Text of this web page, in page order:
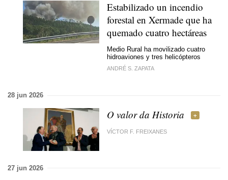
Estabilizado un incendio
forestal en Xermade que ha
quemado cuatro hectáreas
Medio Rural ha movilizado cuatro
hidroaviones y tres helicópteros
ANDRÉ S. ZAPATA
28 jun 2026
O valor da Historia
VÍCTOR F. FREIXANES
27 jun 2026